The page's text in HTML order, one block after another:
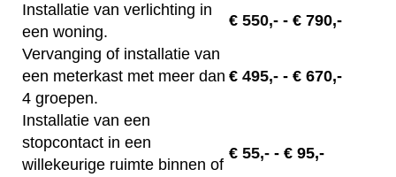
Installatie van verlichting in
een woning.
€ 550,- - € 790,-
Vervanging of installatie van
een meterkast met meer dan
4 groepen.
€ 495,- - € 670,-
Installatie van een
stopcontact in een
willekeurige ruimte binnen of
€ 55,- - € 95,-